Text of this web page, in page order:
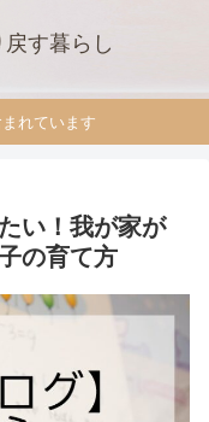
す暮らし
れています
い！我が家が
の育て方